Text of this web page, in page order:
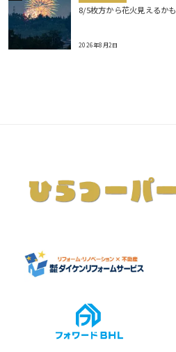
8/5枚方から花火見えるかも
2026年8月2日